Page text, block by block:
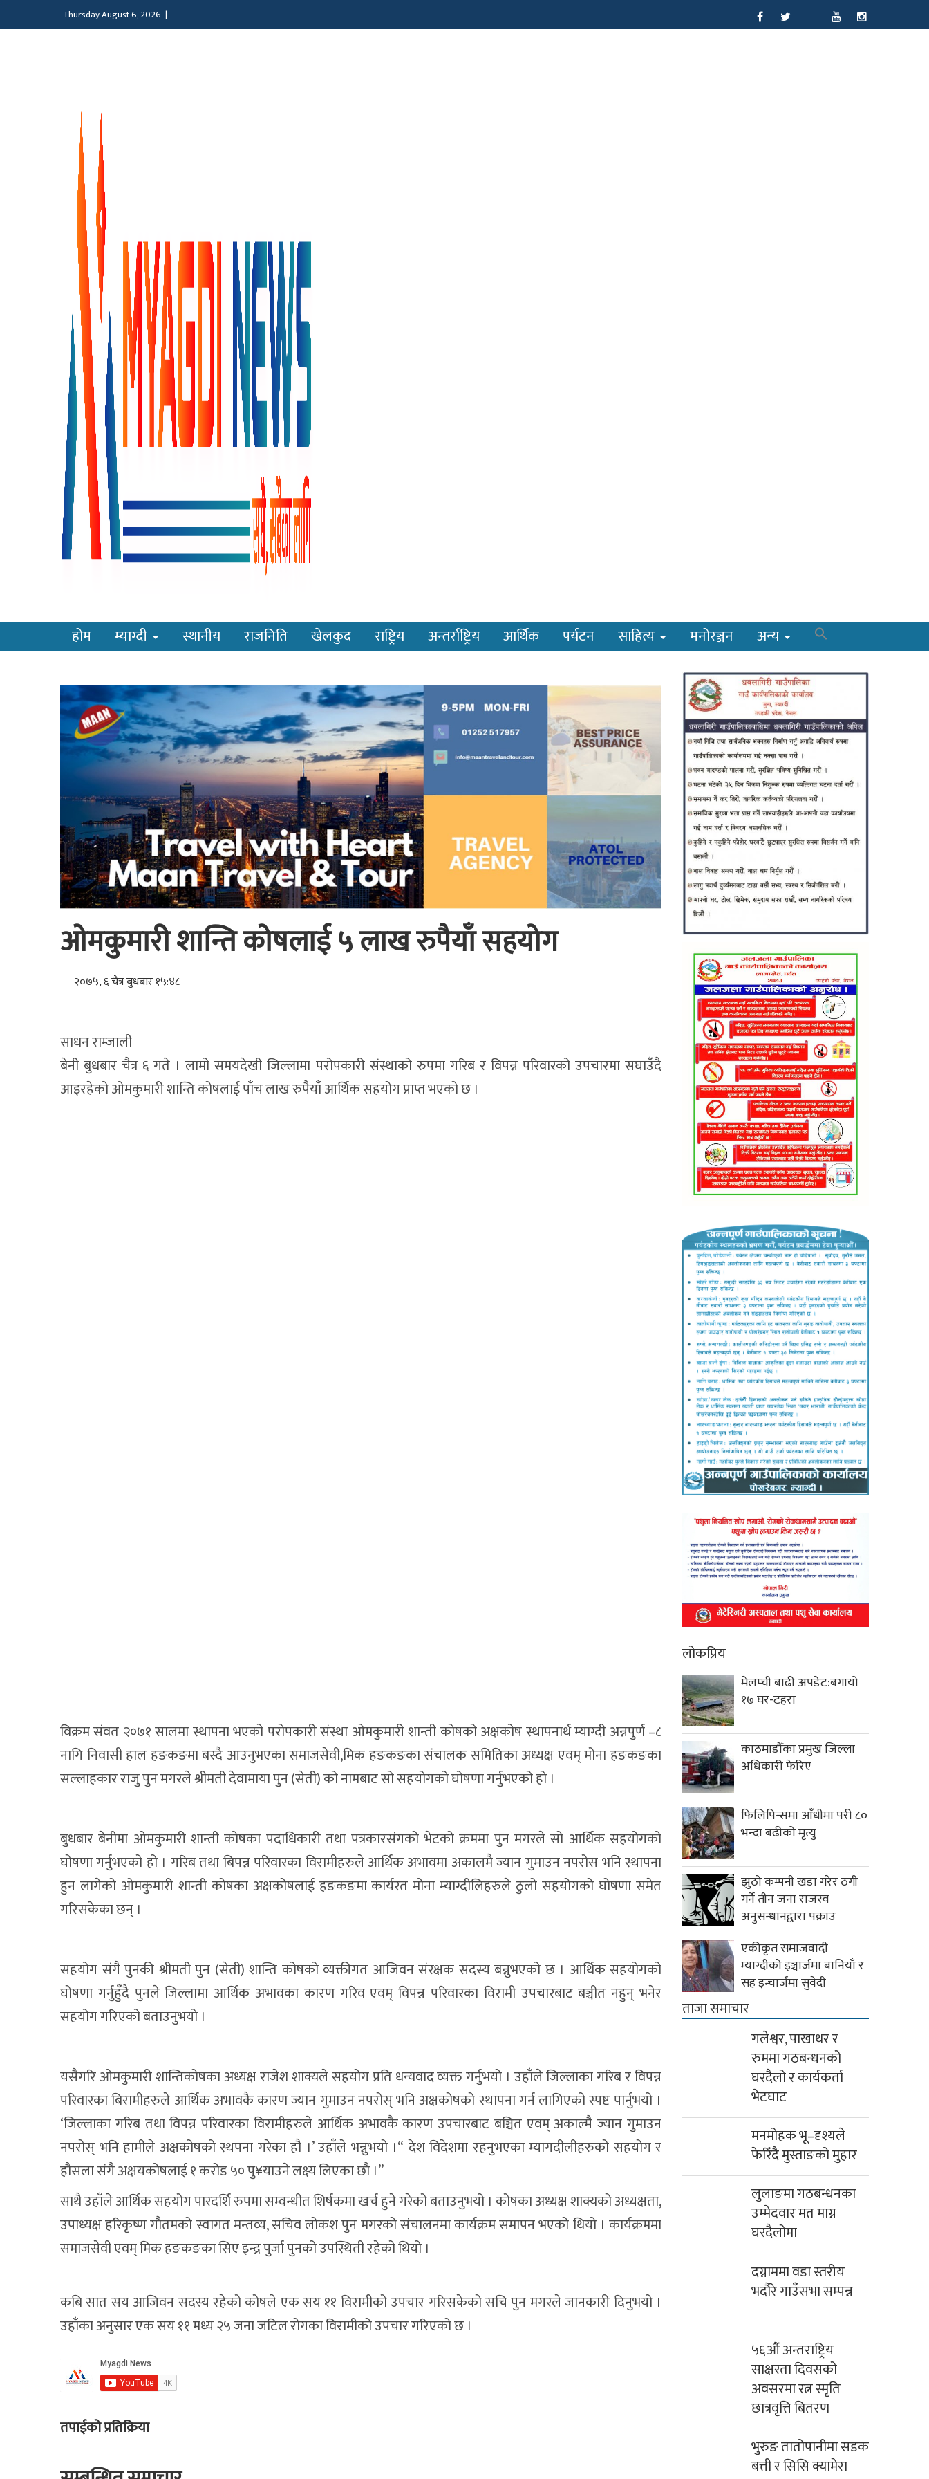
Thursday August 6, 2026 |
होम म्याग्दी स्थानीय राजनिति खेलकुद राष्ट्रिय अन्तर्राष्ट्रिय आर्थिक पर्यटन साहित्य मनोरञ्जन अन्य
ओमकुमारी शान्ति कोषलाई ५ लाख रुपैयाँ सहयोग
२०७५, ६ चैत्र बुधबार १५:४८
साधन राम्जाली
बेनी बुधबार चैत्र ६ गते । लामो समयदेखी जिल्लामा परोपकारी संस्थाको रुपमा गरिब र विपन्न परिवारको उपचारमा सघाउँदै
आइरहेको ओमकुमारी शान्ति कोषलाई पाँच लाख रुपैयाँ आर्थिक सहयोग प्राप्त भएको छ ।
विक्रम संवत २०७१ सालमा स्थापना भएको परोपकारी संस्था ओमकुमारी शान्ती कोषको अक्षकोष स्थापनार्थ म्याग्दी अन्नपुर्ण –८
नागि निवासी हाल हङकङमा बस्दै आउनुभएका समाजसेवी,मिक हङकङका संचालक समितिका अध्यक्ष एवम् मोना हङकङका
सल्लाहकार राजु पुन मगरले श्रीमती देवामाया पुन (सेती) को नामबाट सो सहयोगको घोषणा गर्नुभएको हो ।
बुधबार बेनीमा ओमकुमारी शान्ती कोषका पदाधिकारी तथा पत्रकारसंगको भेटको क्रममा पुन मगरले सो आर्थिक सहयोगको
घोषणा गर्नुभएको हो । गरिब तथा बिपन्न परिवारका विरामीहरुले आर्थिक अभावमा अकालमै ज्यान गुमाउन नपरोस भनि स्थापना
हुन लागेको ओमकुमारी शान्ती कोषका अक्षकोषलाई हङकङमा कार्यरत मोना म्याग्दीलिहरुले ठुलो सहयोगको घोषणा समेत
गरिसकेका छन् ।
सहयोग संगै पुनकी श्रीमती पुन (सेती) शान्ति कोषको व्यक्तीगत आजिवन संरक्षक सदस्य बन्नुभएको छ । आर्थिक सहयोगको
घोषणा गर्नुहुँदै पुनले जिल्लामा आर्थिक अभावका कारण गरिव एवम् विपन्न परिवारका विरामी उपचारबाट बञ्चीत नहुन् भनेर
सहयोग गरिएको बताउनुभयो ।
यसैगरि ओमकुमारी शान्तिकोषका अध्यक्ष राजेश शाक्यले सहयोग प्रति धन्यवाद व्यक्त गर्नुभयो । उहाँले जिल्लाका गरिब र विपन्न
परिवारका बिरामीहरुले आर्थिक अभावकै कारण ज्यान गुमाउन नपरोस् भनि अक्षकोषको स्थापना गर्न लागिएको स्पष्ट पार्नुभयो ।
‘जिल्लाका गरिब तथा विपन्न परिवारका विरामीहरुले आर्थिक अभावकै कारण उपचारबाट बञ्चित एवम् अकाल्मै ज्यान गुमाउन
नपरोस् भनि हामीले अक्षकोषको स्थपना गरेका हौ ।’ उहाँले भन्नुभयो ।“ देश विदेशमा रहनुभएका म्यागदीलीहरुको सहयोग र
हौसला संगै अक्षयकोषलाई १ करोड ५० पु¥याउने लक्ष्य लिएका छौ ।”
साथै उहाँले आर्थिक सहयोग पारदर्शि रुपमा सम्वन्धीत शिर्षकमा खर्च हुने गरेको बताउनुभयो । कोषका अध्यक्ष शाक्यको अध्यक्षता,
उपाध्यक्ष हरिकृष्ण गौतमको स्वागत मन्तव्य, सचिव लोकश पुन मगरको संचालनमा कार्यक्रम समापन भएको थियो । कार्यक्रममा
समाजसेवी एवम् मिक हङकङका सिए इन्द्र पुर्जा पुनको उपस्थिती रहेको थियो ।
कबि सात सय आजिवन सदस्य रहेको कोषले एक सय ११ विरामीको उपचार गरिसकेको सचि पुन मगरले जानकारी दिनुभयो ।
उहाँका अनुसार एक सय ११ मध्य २५ जना जटिल रोगका विरामीको उपचार गरिएको छ ।
तपाईको प्रतिक्रिया
लोकप्रिय
मेलम्ची बाढी अपडेट:बगायो
१७ घर-टहरा
काठमाडौँका प्रमुख जिल्ला
अधिकारी फेरिए
फिलिपिन्समा आँधीमा परी ८०
भन्दा बढीको मृत्यु
झुठो कम्पनी खडा गरेर ठगी
गर्ने तीन जना राजस्व
अनुसन्धानद्वारा पक्राउ
एकीकृत समाजवादी
म्याग्दीको इञ्चार्जमा बानियाँ र
सह इन्चार्जमा सुवेदी
ताजा समाचार
गलेश्वर, पाखाथर र
रुममा गठबन्धनको
घरदैलो र कार्यकर्ता
भेटघाट
मनमोहक भू–दृश्यले
फेरिँदै मुस्ताङको मुहार
लुलाङमा गठबन्धनका
उम्मेदवार मत माग्न
घरदैलोमा
दग्नाममा वडा स्तरीय
भदौरे गाउँसभा सम्पन्न
५६औं अन्तराष्ट्रिय
साक्षरता दिवसको
अवसरमा रत्न स्मृति
छात्रवृत्ति बितरण
भुरुङ तातोपानीमा सडक
बत्ती र सिसि क्यामेरा